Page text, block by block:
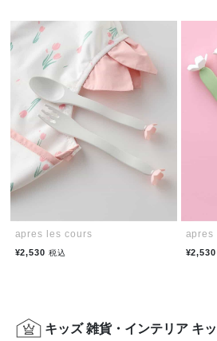
apres les cours
¥2,530税込
apres
キッズ 雑貨・インテリア キ